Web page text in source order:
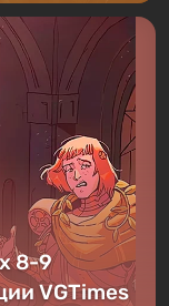
8-9
VGTimes